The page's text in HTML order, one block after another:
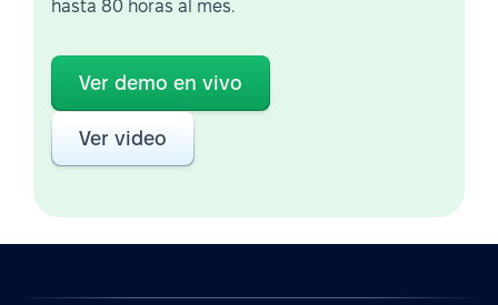
hasta 80 horas al mes.
Ver demo en vivo
Ver video